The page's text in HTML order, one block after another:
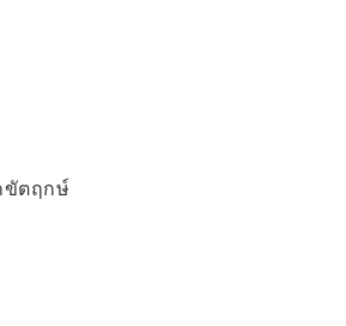
ขัตฤกษ์